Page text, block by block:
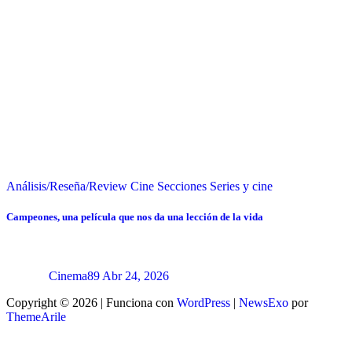
Análisis/Reseña/Review Cine Secciones Series y cine
Campeones, una película que nos da una lección de la vida
Cinema89 Abr 24, 2026
Copyright © 2026 | Funciona con WordPress | NewsExo por
ThemeArile